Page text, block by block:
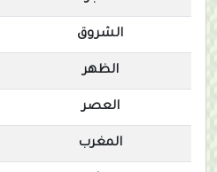
الشروق
الظهر
العصر
المغرب